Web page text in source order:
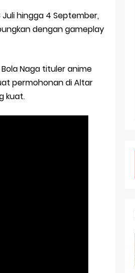
hingga 4 September,
dengan gameplay
Naga tituler anime
permohonan di Altar
kuat.